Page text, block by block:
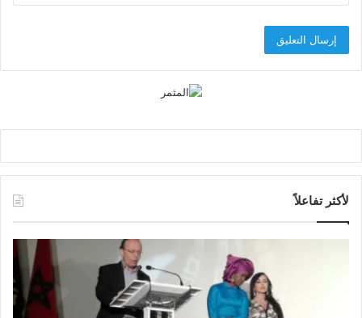
لأكثر تفاعلاً